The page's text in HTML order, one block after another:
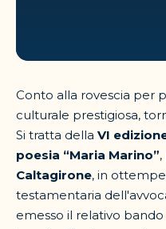
Conto alla rovescia per
culturale prestigiosa,
Si tratta della VI
poesia “Maria Marino”
Caltagirone, in
testamentaria
emesso il relativo